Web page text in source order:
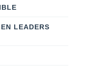
LEADERS